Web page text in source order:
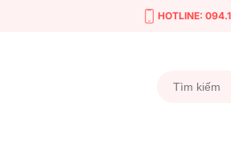
HOTLINE: